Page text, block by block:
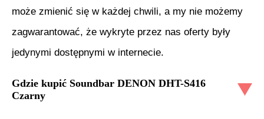
może zmienić się w każdej chwili, a my nie możemy
zagwarantować, że wykryte przez nas oferty były
jedynymi dostępnymi w internecie.
Gdzie kupić Soundbar DENON DHT-S416
Czarny